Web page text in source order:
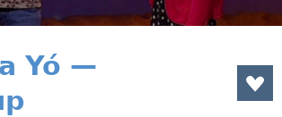
Yó —